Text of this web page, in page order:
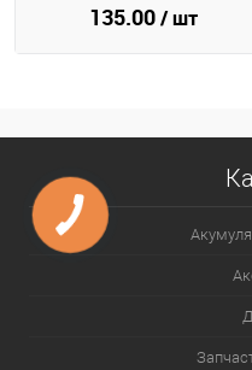
135.00/ шт